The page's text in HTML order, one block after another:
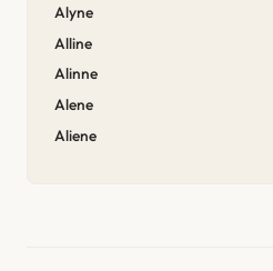
Alyne
Alline
Alinne
Alene
Aliene